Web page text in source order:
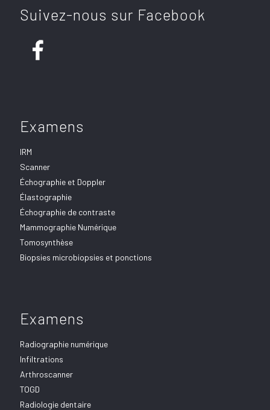
Suivez-nous sur Facebook
Examens
IRM
Scanner
Échographie et Doppler
Élastographie
Échographie de contraste
Mammographie Numérique
Tomosynthèse
Biopsies microbiopsies et ponctions
Examens
Radiographie numérique
Infiltrations
Arthroscanner
TOGD
Radiologie dentaire